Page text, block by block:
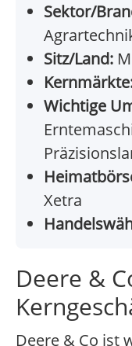
Sektor/
Sitz/Land:
Wichtige
Xetra
Deere &
Deere & Co ist